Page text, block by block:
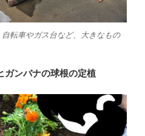
転車やガス台など、大きなもの
ガンバナの球根の定植